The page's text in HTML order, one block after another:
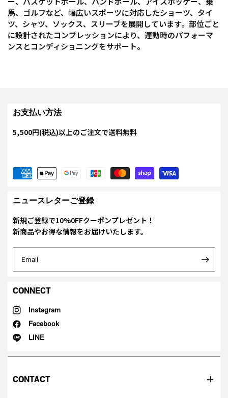
馬、ゴルフなど、幅広いスポーツに対応したショーツ、タイ
ツ、シャツ、ソックス、スリーブを展開しています。部位ごと
に設計されたコンプレッションにより、運動時のパフォーマ
ンスとコンディショニングをサポート。
お支払い方法
5,500円(税込)以上のご注文で送料無料
ニュースレターご登録
新規ご登録で10%0FFクーポンプレゼント！
新商品やお得な情報をお届けいたします。
Email
CONNECT
Instagram
Facebook
LINE
CONTACT